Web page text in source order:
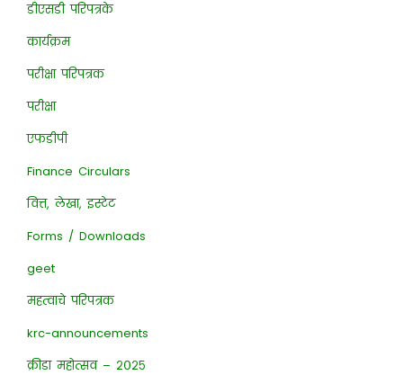
डीएसडी परिपत्रके
कार्यक्रम
परीक्षा परिपत्रक
परीक्षा
एफडीपी
Finance Circulars
वित्त, लेखा, इस्टेट
Forms / Downloads
geet
महत्वाचे परिपत्रक
krc-announcements
क्रीडा महोत्सव – २०२५